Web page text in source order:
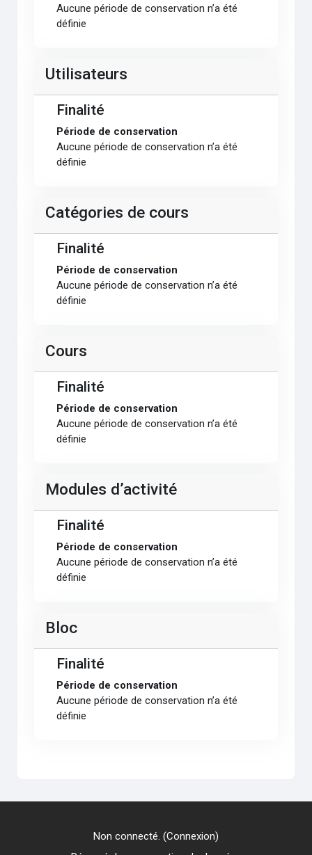
Aucune période de conservation n’a été
définie
Utilisateurs
Finalité
Période de conservation
Aucune période de conservation n’a été
définie
Catégories de cours
Finalité
Période de conservation
Aucune période de conservation n’a été
définie
Cours
Finalité
Période de conservation
Aucune période de conservation n’a été
définie
Modules d’activité
Finalité
Période de conservation
Aucune période de conservation n’a été
définie
Bloc
Finalité
Période de conservation
Aucune période de conservation n’a été
définie
Non connecté. (Connexion)